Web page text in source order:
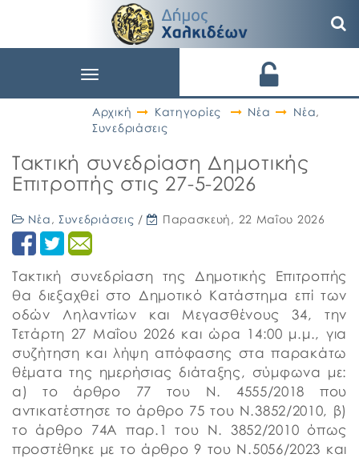
Toggle
Αρχική
Κατηγορίες Νέα Νέα,
Συνεδριάσεις
Τακτική συνεδρίαση Δημοτικής
Επιτροπής στις 27-5-2026
Νέα , Συνεδριάσεις / Παρασκευή, 22 Μαΐου 2026
Τακτική συνεδρίαση της Δημοτικής Επιτροπής
θα διεξαχθεί στο Δημοτικό Κατάστημα επί των
οδών Ληλαντίων και Μεγασθένους 34, την
Τετάρτη 27 Μαΐου 2026 και ώρα 14:00 μ.μ., για
συζήτηση και λήψη απόφασης στα παρακάτω
θέματα της ημερήσιας διάταξης, σύμφωνα με:
α) το άρθρο 77 του Ν. 4555/2018 που
αντικατέστησε το άρθρο 75 του Ν.3852/2010, β)
το άρθρο 74Α παρ.1 του Ν. 3852/2010 όπως
προστέθηκε με το άρθρο 9 του Ν.5056/2023 και